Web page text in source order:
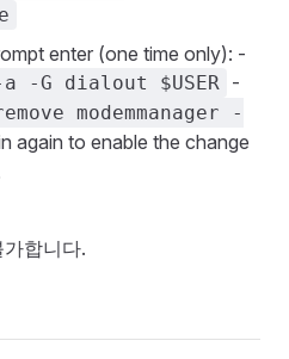
enter (one time only): -
-G dialout $USER -
modemmanager -
again to enable the change
합니다.